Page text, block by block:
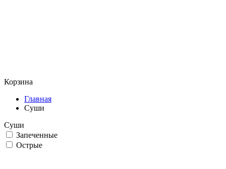
Корзина
Главная
Суши
Суши
Запеченные
Острые